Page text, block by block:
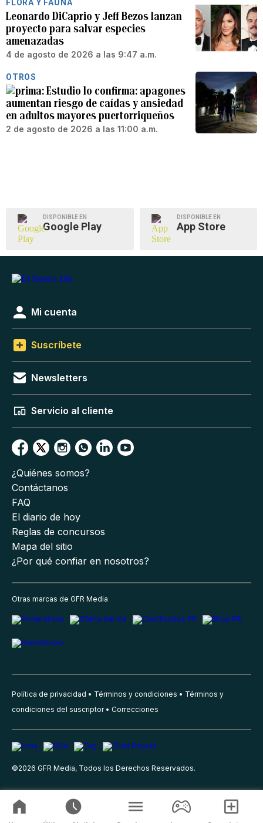
FLORA Y FAUNA
Leonardo DiCaprio y Jeff Bezos lanzan
proyecto para salvar especies
amenazadas
4 de agosto de 2026 a las 9:47 a.m.
OTROS
Estudio lo confirma: apagones
aumentan riesgo de caídas y ansiedad
en adultos mayores puertorriqueños
2 de agosto de 2026 a las 11:00 a.m.
DISPONIBLE EN
Google Play
DISPONIBLE EN
App Store
Mi cuenta
Suscríbete
Newsletters
Servicio al cliente
¿Quiénes somos?
Contáctanos
FAQ
El diario de hoy
Reglas de concursos
Mapa del sitio
¿Por qué confiar en nosotros?
Otras marcas de GFR Media
Política de privacidad Términos y condiciones
Términos y
condiciones del suscriptor
Correcciones
©2026 GFR Media, Todos los Derechos Reservados.